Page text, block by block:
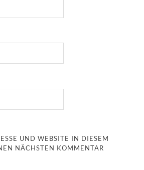
UND WEBSITE IN DIESEM
NÄCHSTEN KOMMENTAR